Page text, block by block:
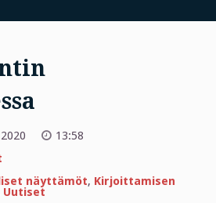
13:58
Bryantin
rutistuksessa
näyttämöt, Kirjoittamisen
Uutiset